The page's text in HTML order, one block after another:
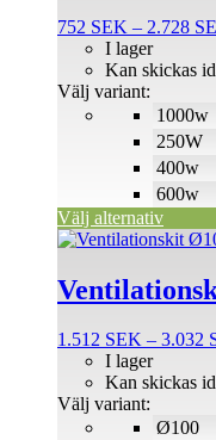
752 SEK – 2.728
1000w
250W
400w
600w
I lager
Kan skickas
Välj variant:
Välj alternativ
varianter.
olika
alternativen
1.512 SEK – 3.032
Ø100
I lager
Kan skickas
Välj variant:
Den
produkten
har
varianter.
olika
alternativen